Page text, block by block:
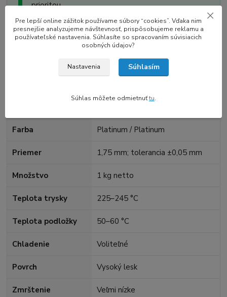
prioritou.
Technické údaje
Odporúčané hodnoty výrobcu sú východiskom; dolaďte ich
podľa tlačiarne, modelu a rýchlosti.
Farba Platinum / Platinum
Priemer 1,75 mm; tolerancia ±0,05 mm
Množstvo 1 kg netto
Teplota trysky 225–245 °C
Teplota podložky 50–60 °C
Chladenie Voliteľné
Povrch Vysoký lesk
Zmrštenie Veľmi nízke
Pre lepší online zážitok používame súbory “cookies”. Vďaka nim
presnejšie analyzujeme návštevnosť, prispôsobujeme reklamu a
používateľské nastavenia. Súhlasíte so spracovaním súvisiacich
osobných údajov?
Nastavenia Súhlasím
Súhlas môžete odmietnuťtu.